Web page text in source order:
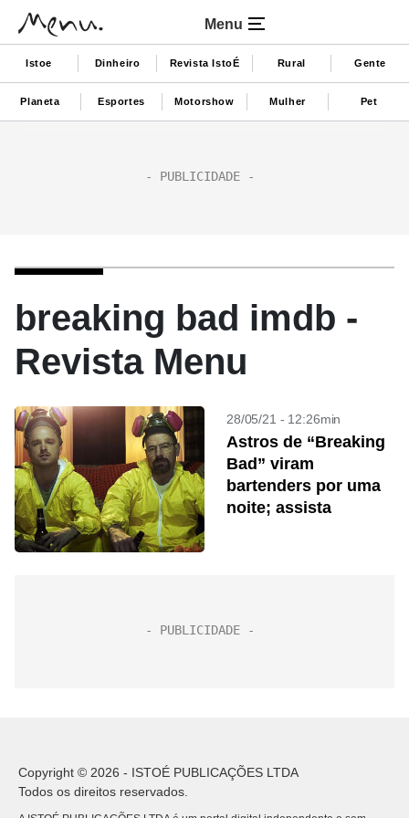
Menu
Istoe Dinheiro Revista IstoÉ Rural Gente
Planeta Esportes Motorshow Mulher Pet
breaking bad imdb -
Revista Menu
28/05/21 - 12:26min
Astros de “Breaking
Bad” viram
bartenders por uma
noite; assista
Copyright © 2026 - ISTOÉ PUBLICAÇÕES LTDA
Todos os direitos reservados.